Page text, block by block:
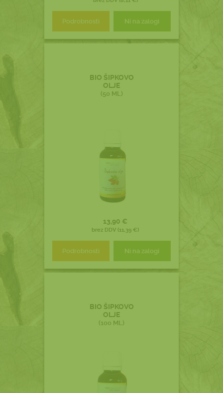
Podrobnosti Ni na zalogi
BIO ŠIPKOVO
OLJE
(50 ML)
13,90 €
brez DDV (11,39 €)
Podrobnosti Ni na zalogi
BIO ŠIPKOVO
OLJE
(100 ML)